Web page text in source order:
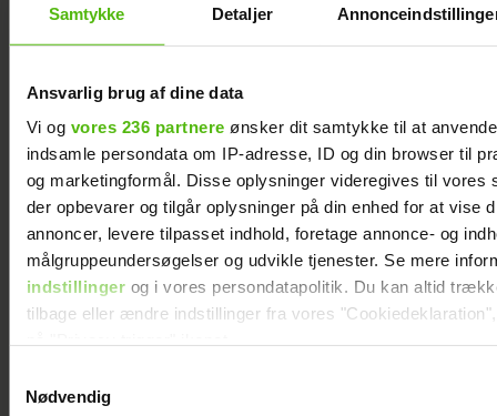
Samtykke Detaljer
Ansvarlig brug af dine data
Vi og vores 236 partnere ønsker dit samtykke til at
indsamle persondata om IP-adresse, ID og din browser til
og marketingformål. Disse oplysninger videregives til vores
der opbevarer og tilgår oplysninger på din enhed for at vise
annoncer, levere tilpasset indhold, foretage annonce- og
målgruppeundersøgelser og udvikle tjenester. Se mere
indstillingerog i vores persondatapolitik. Du kan altid
tilbage eller ændre indstillinger fra vores
Dine valg anvendes på hele websitet.
Nødvendig
Umut Sakarya er vendt hjem med Johanne:
Nu serverer han flæsk